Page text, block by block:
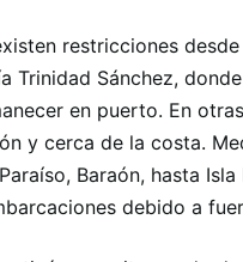
restricciones
Trinidad Sánchez,
en puerto. En
y cerca de la costa.
Baraón, hasta
debido a